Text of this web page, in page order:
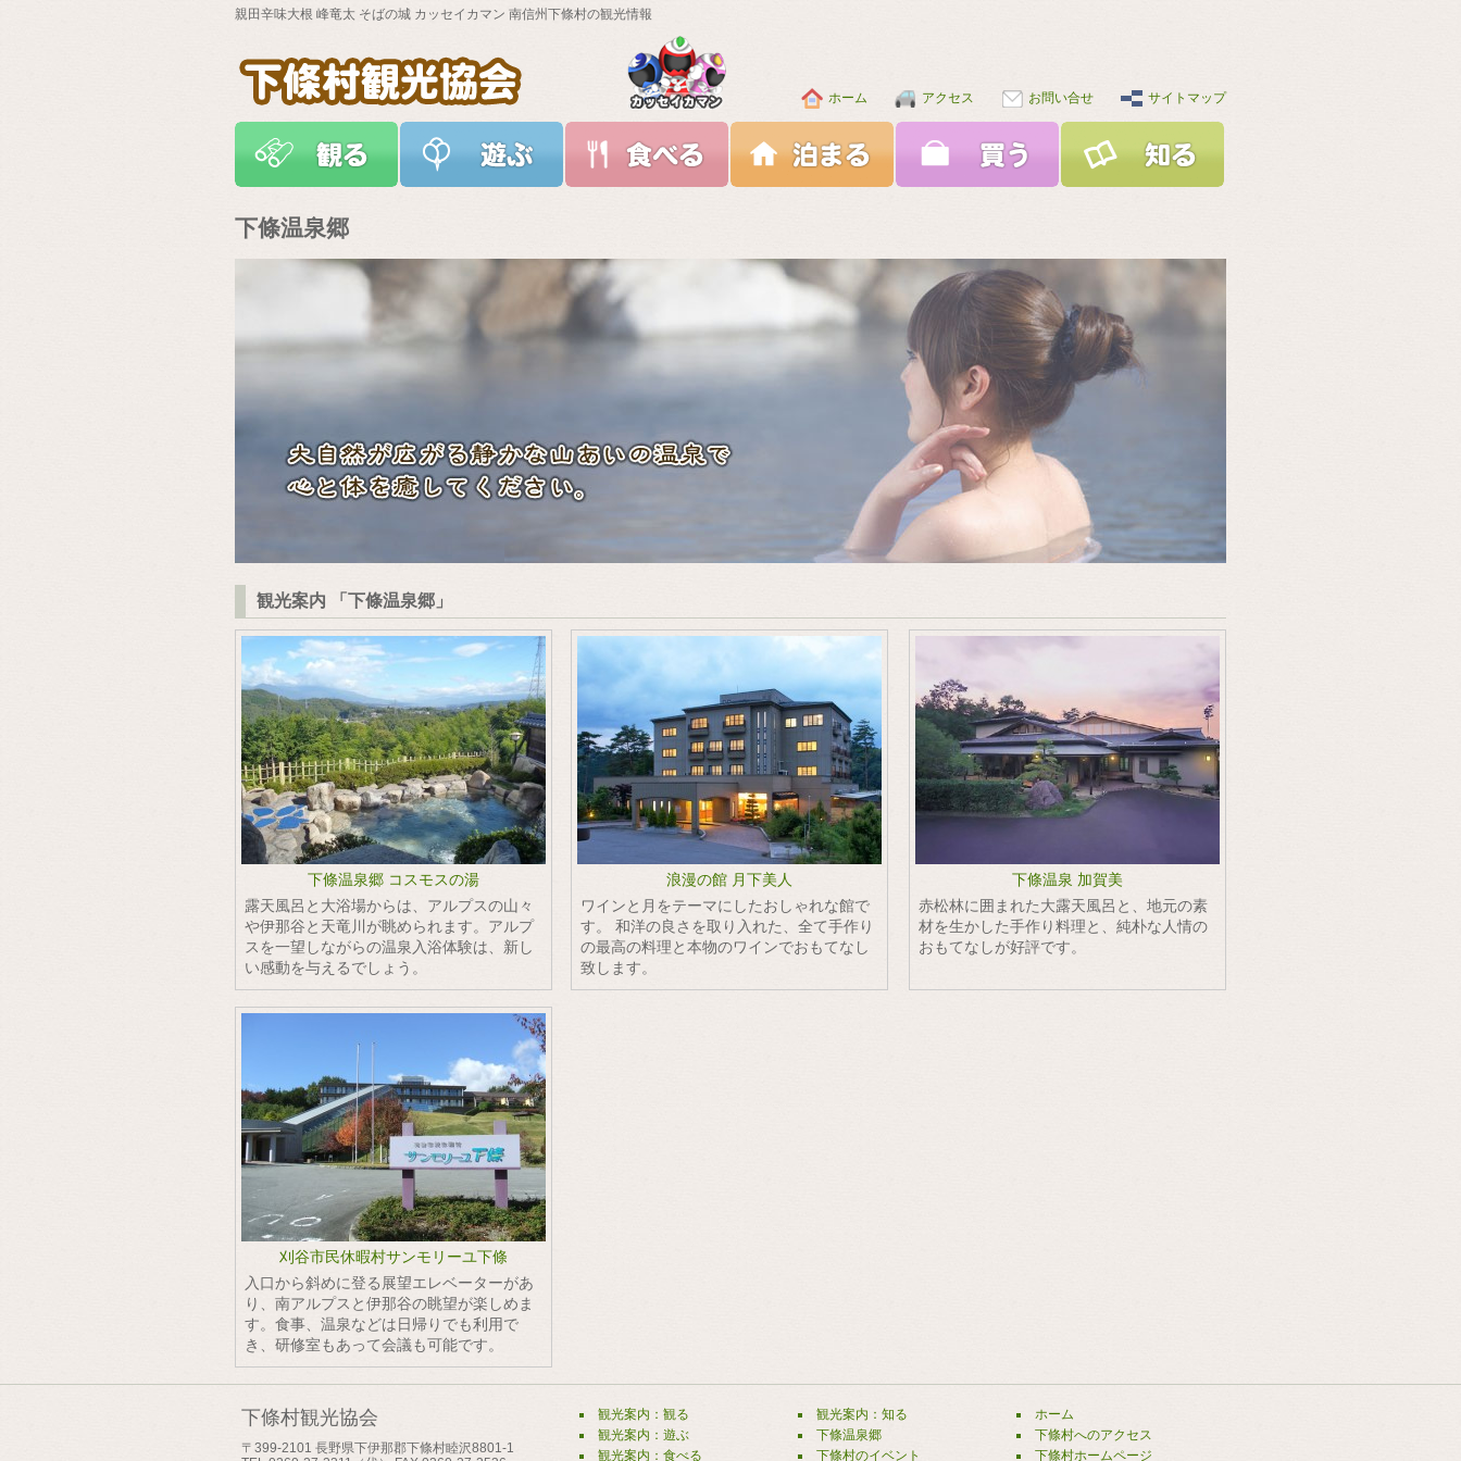
親田辛味大根 峰竜太 そばの城 カッセイカマン 南信州下條村の観光情報
ホーム アクセス お問い合せ サイトマップ
下條温泉郷
観光案内 「下條温泉郷」
下條温泉郷 コスモスの湯
露天風呂と大浴場からは、アルプスの山々
や伊那谷と天竜川が眺められます。アルプ
スを一望しながらの温泉入浴体験は、新し
い感動を与えるでしょう。
浪漫の館 月下美人
ワインと月をテーマにしたおしゃれな館で
す。 和洋の良さを取り入れた、全て手作り
の最高の料理と本物のワインでおもてなし
致します。
下條温泉 加賀美
赤松林に囲まれた大露天風呂と、地元の素
材を生かした手作り料理と、純朴な人情の
おもてなしが好評です。
刈谷市民休暇村サンモリーユ下條
入口から斜めに登る展望エレベーターがあ
り、南アルプスと伊那谷の眺望が楽しめま
す。食事、温泉などは日帰りでも利用で
き、研修室もあって会議も可能です。
下條村観光協会
〒399-2101 長野県下伊那郡下條村睦沢8801-1
観光案内：観る
観光案内：遊ぶ
観光案内：食べる
観光案内：知る
下條温泉郷
下條村のイベント
ホーム
下條村へのアクセス
下條村ホームページ